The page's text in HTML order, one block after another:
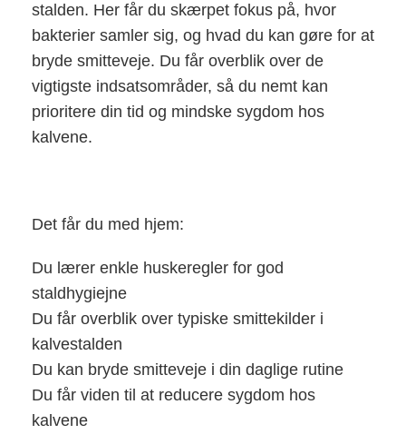
stalden. Her får du skærpet fokus på, hvor
bakterier samler sig, og hvad du kan gøre for at
bryde smitteveje. Du får overblik over de
vigtigste indsatsområder, så du nemt kan
prioritere din tid og mindske sygdom hos
kalvene.
Det får du med hjem:
Du lærer enkle huskeregler for god
staldhygiejne
Du får overblik over typiske smittekilder i
kalvestalden
Du kan bryde smitteveje i din daglige rutine
Du får viden til at reducere sygdom hos
kalvene